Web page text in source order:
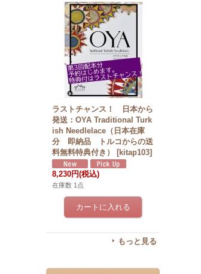
ラストチャンス！ 日本から
発送：OYA Traditional Turk
ish Needlelace（日本在庫
分 即納品 トルコからの送
料無料特典付き）
[kitap103]
8,230円(税込)
在庫数 1点
もっと見る